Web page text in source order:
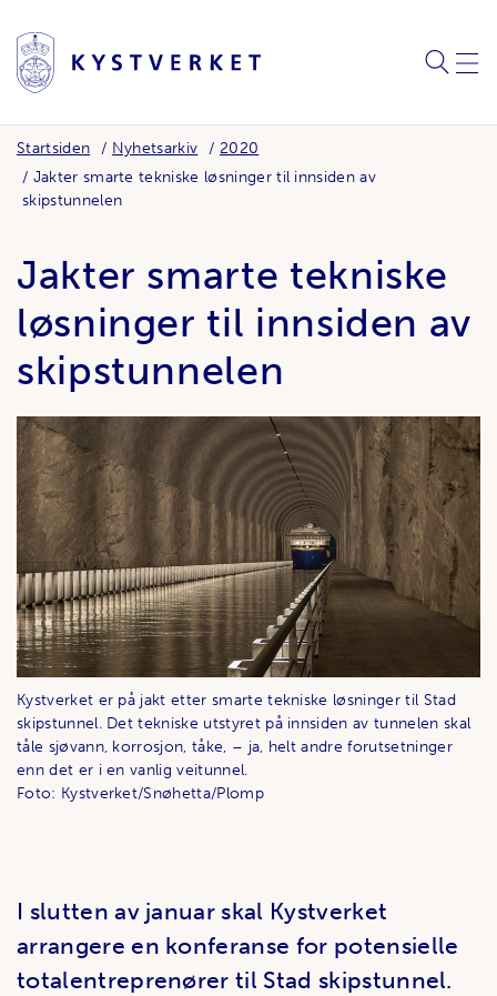
SØK
Startsiden Nyhetsarkiv
2020
Jakter smarte tekniske løsninger til innsiden av
skipstunnelen
Jakter smarte tekniske
løsninger til innsiden av
skipstunnelen
Kystverket er på jakt etter smarte tekniske løsninger til Stad
skipstunnel. Det tekniske utstyret på innsiden av tunnelen skal
tåle sjøvann, korrosjon, tåke, – ja, helt andre forutsetninger
enn det er i en vanlig veitunnel.
Foto: Kystverket/Snøhetta/Plomp
I slutten av januar skal Kystverket
arrangere en konferanse for potensielle
totalentreprenører til Stad skipstunnel.